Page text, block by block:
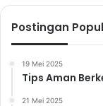
Postingan
19 Mei 2025
Tips Aman
21 Mei 2025